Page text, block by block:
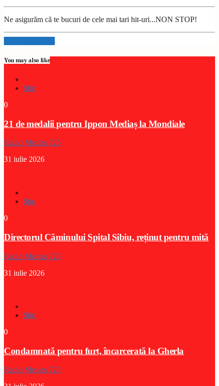
Ne asigurăm că te bucuri de cele mai tari hit-uri...NON STOP!
Info and episodes
You may also like
Stiri
0
21 de medalii pentru Ippon Mediaș la Mondiale
Radio Medias 725
31 iulie 2026
Stiri
0
Directorul Căminului Spital Sibiu, reținut pentru mită
Radio Medias 725
31 iulie 2026
Stiri
0
Condamnată pentru furt, încarcerată la Gherla
Radio Medias 725